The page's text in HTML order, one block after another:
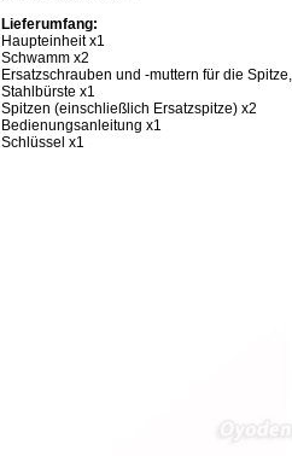
Lieferumfang:
Haupteinheit x1
Schwamm x2
Ersatzschrauben und -muttern für die
Stahlbürste x1
Spitzen (einschließlich Ersatzspitze) x2
Bedienungsanleitung x1
Schlüssel x1